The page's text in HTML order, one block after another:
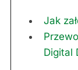
Jak
Digital